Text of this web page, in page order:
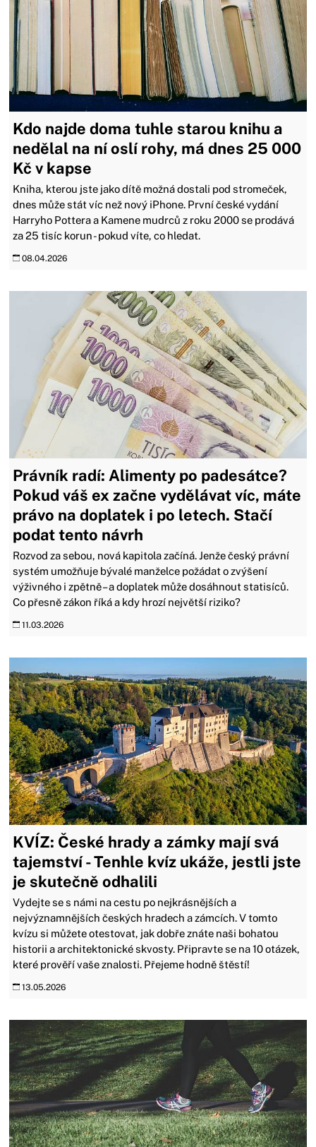
Kdo najde doma tuhle starou knihu a
nedělal na ní oslí rohy, má dnes 25 000
Kč v kapse
Kniha, kterou jste jako dítě možná dostali pod stromeček,
dnes může stát víc než nový iPhone. První české vydání
Harryho Pottera a Kamene mudrců z roku 2000 se prodává
za 25 tisíc korun - pokud víte, co hledat.
08.04.2026
Právník radí: Alimenty po padesátce?
Pokud váš ex začne vydělávat víc, máte
právo na doplatek i po letech. Stačí
podat tento návrh
Rozvod za sebou, nová kapitola začíná. Jenže český právní
systém umožňuje bývalé manželce požádat o zvýšení
výživného i zpětně – a doplatek může dosáhnout statisíců.
Co přesně zákon říká a kdy hrozí největší riziko?
11.03.2026
KVÍZ: České hrady a zámky mají svá
tajemství - Tenhle kvíz ukáže, jestli jste
je skutečně odhalili
Vydejte se s námi na cestu po nejkrásnějších a
nejvýznamnějších českých hradech a zámcích. V tomto
kvízu si můžete otestovat, jak dobře znáte naši bohatou
historii a architektonické skvosty. Připravte se na 10 otázek,
které prověří vaše znalosti. Přejeme hodně štěstí!
13.05.2026